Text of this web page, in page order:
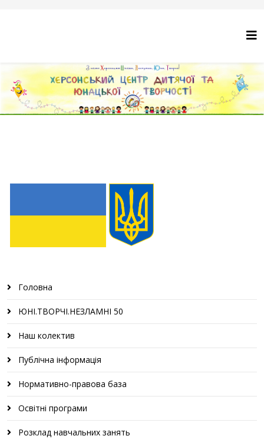
Головна
ЮНІ.ТВОРЧІ.НЕЗЛАМНІ 50
Наш колектив
Публічна інформація
Нормативно-правова база
Освітні програми
Розклад навчальних занять